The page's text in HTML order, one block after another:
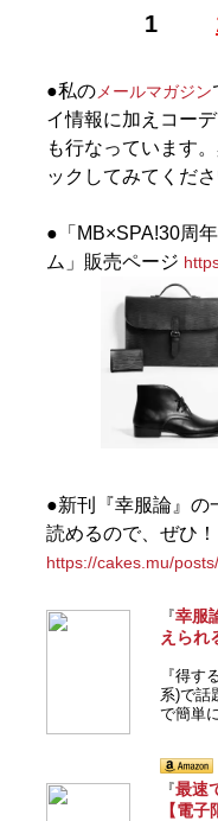
1
MBの偏愛ブランド図
幸服論――人生は服で簡
籍が累計200万部を突破。
ンズバイヤーが伝えるオ
ーブ「 MBチャンネル」も
万円超！ （Xアカウント:
●私のメールマガジン
イ情報に加えコー
も行なっています
ックしてみてくださ
●「MB×SPA!30周
ム」販売ページ
●新刊『幸服論』の
読めるので、ぜひ！
https://cakes.mu/
『幸服
えられ
『得す
系)で話
で簡単
『最速
【電